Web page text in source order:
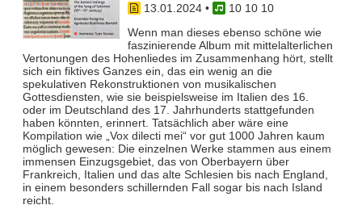
13.01.2024•
10 10 10
Wenn man dieses ebenso schöne wie
faszinierende Album mit mittelalterlichen
Vertonungen des Hohenliedes im Zusammenhang hört, stellt
sich ein fiktives Ganzes ein, das ein wenig an die
spekulativen Rekonstruktionen von musikalischen
Gottesdiensten, wie sie beispielsweise im Italien des 16.
oder im Deutschland des 17. Jahrhunderts stattgefunden
haben könnten, erinnert. Tatsächlich aber wäre eine
Kompilation wie „Vox dilecti mei“ vor gut 1000 Jahren kaum
möglich gewesen: Die einzelnen Werke stammen aus einem
immensen Einzugsgebiet, das von Oberbayern über
Frankreich, Italien und das alte Schlesien bis nach England,
in einem besonders schillernden Fall sogar bis nach Island
reicht.